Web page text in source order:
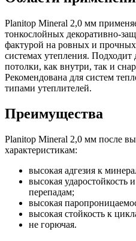
Planitop Mineral 2,0 мм
тонкослойных декоративно-
фактурой на ровных и
системах утепления. Подходит
потолки, как внутри, так и
Рекомендована для систем
типами утеплителей.
Преимущества
Planitop Mineral 2,0 мм после
характеристикам:
высокая адгезия к
высокая ударостойкость
перепадам;
высокая
высокая стойкость к
не горючая.